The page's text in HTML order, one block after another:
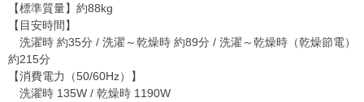
【標準質量】約88kg
【目安時間】
洗濯時 約35分 / 洗濯～乾燥時 約89分 / 洗濯～乾燥時（乾燥節電）
約215分
【消費電力（50/60Hz）】
洗濯時 135W / 乾燥時 1190W